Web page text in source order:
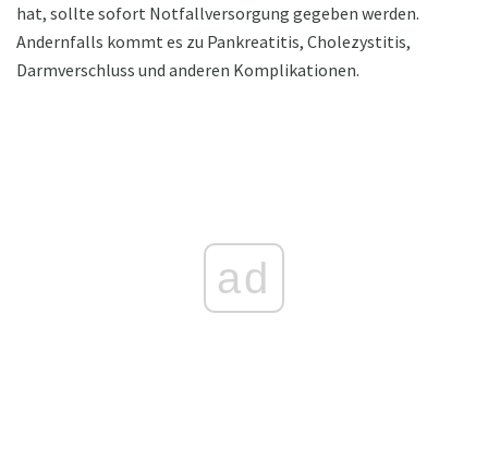
hat, sollte sofort Notfallversorgung gegeben werden.
Andernfalls kommt es zu Pankreatitis, Cholezystitis,
Darmverschluss und anderen Komplikationen.
ad